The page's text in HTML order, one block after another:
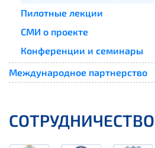
Пилотные лекции
СМИ о проекте
Конференции и семинары
Международное партнерство
СОТРУДНИЧЕСТВО